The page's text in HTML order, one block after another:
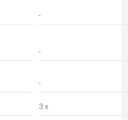
-
-
-
3 x